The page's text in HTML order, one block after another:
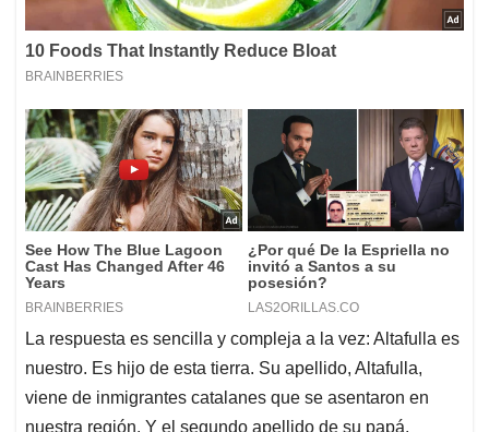
La respuesta es sencilla y compleja a la vez: Altafulla es
nuestro. Es hijo de esta tierra. Su apellido, Altafulla,
viene de inmigrantes catalanes que se asentaron en
nuestra región. Y el segundo apellido de su papá,